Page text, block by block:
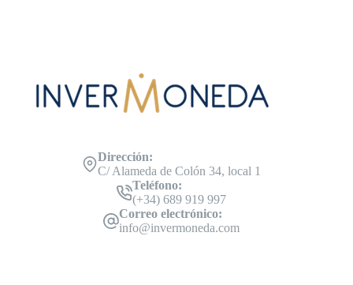
Dirección:
C/ Alameda de Colón 34, local 1
Teléfono:
(+34) 689 919 997
Correo electrónico:
info@invermoneda.com